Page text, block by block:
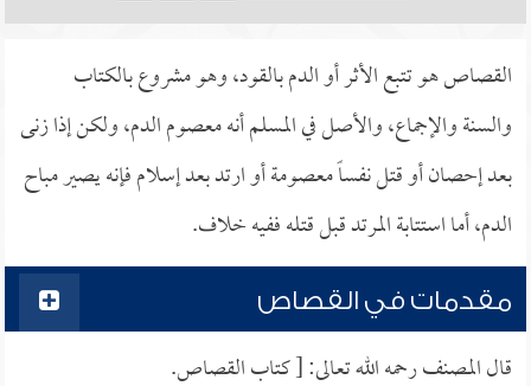
القصاص هو تتبع الأثر أو الدم بالقود، وهو مشروع بالكتاب
والسنة والإجماع، والأصل في المسلم أنه معصوم الدم، ولكن إذا زنى
بعد إحصان أو قتل نفساً معصومة أو ارتد بعد إسلام فإنه يصير مباح
الدم، أما استتابة المرتد قبل قتله ففيه خلاف.
مقدمات في القصاص
قال المصنف رحمه الله تعالى: [ كتاب القصاص.